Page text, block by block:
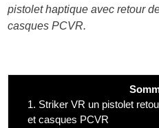
pistolet haptique avec retour
casques PCVR.
1. Striker VR un pistolet
et casques PCVR